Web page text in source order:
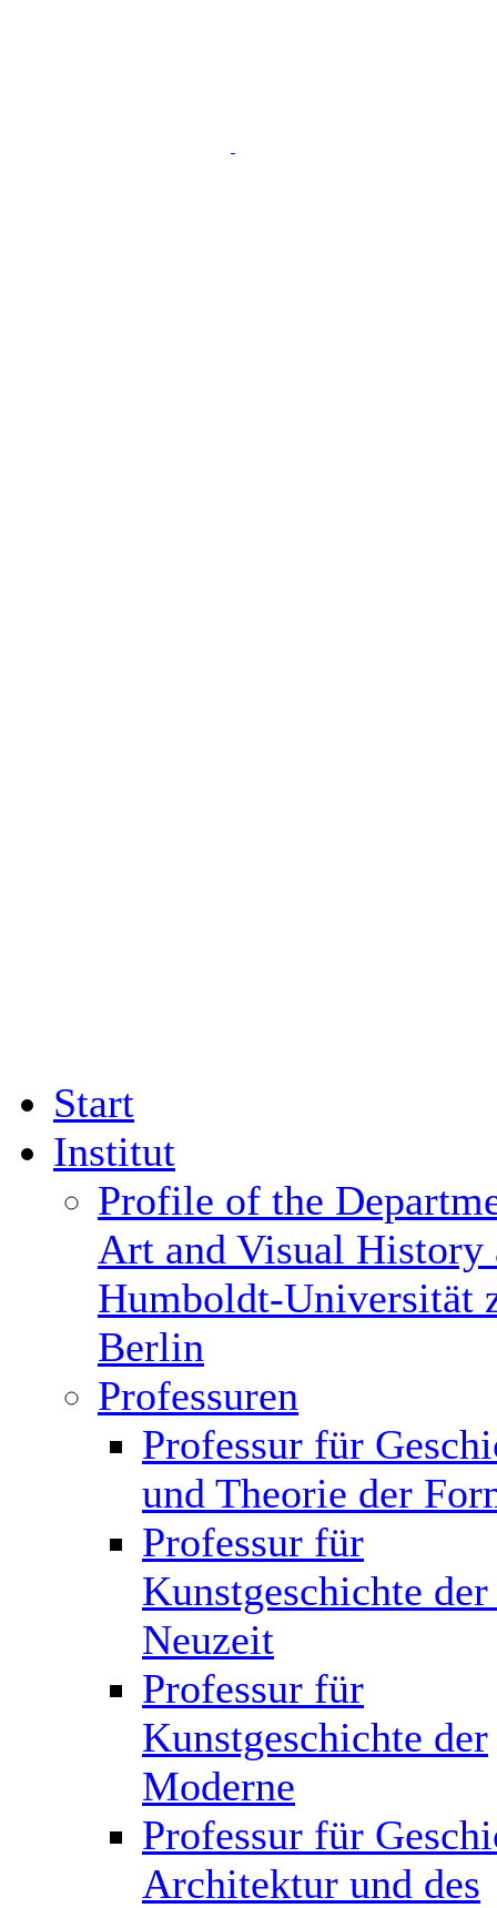
Start
Institut
Profile of the
Art and Visual History
Humboldt-Universität
Berlin
Professuren
Professur für
und Theorie der
Professur für
Kunstgeschichte
Neuzeit
Professur für
Kunstgeschichte der
Moderne
Professur für
Architektur und des